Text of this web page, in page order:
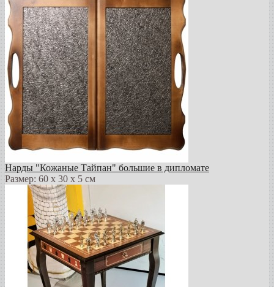
Нарды "Кожаные Тайпан" большие в дипломате
Размер: 60 х 30 х 5 см